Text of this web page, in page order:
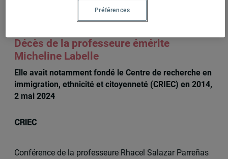
Sur le même sujet
Décès de la professeure émérite
Micheline Labelle
Elle avait notamment fondé le Centre de recherche en
immigration, ethnicité et citoyenneté (CRIEC) en 2014,
2 mai 2024
Conférence de la professeure Rhacel Salazar Parreñas
Préférences